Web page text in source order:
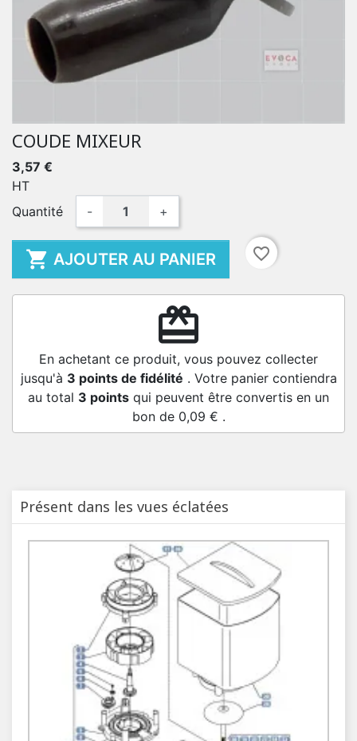
COUDE MIXEUR
3,57 €
HT
Quantité
- +
 AJOUTER AU PANIER favorite_border
redeem
En achetant ce produit, vous pouvez collecter
jusqu'à 3 points de fidélité . Votre panier contiendra
au total 3 points qui peuvent être convertis en un
bon de 0,09 € .
Présent dans les vues éclatées